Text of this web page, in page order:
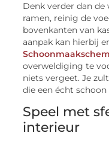
Denk verder dan de
ramen, reinig de
bovenkanten van
aanpak kan hierbij
overweldiging te
niets vergeet. Je
die een écht
Speel met
interieur